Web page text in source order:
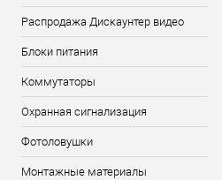
Распродажа Дискаунтер видео
Блоки питания
Коммутаторы
Охранная сигнализация
Фотоловушки
Монтажные материалы